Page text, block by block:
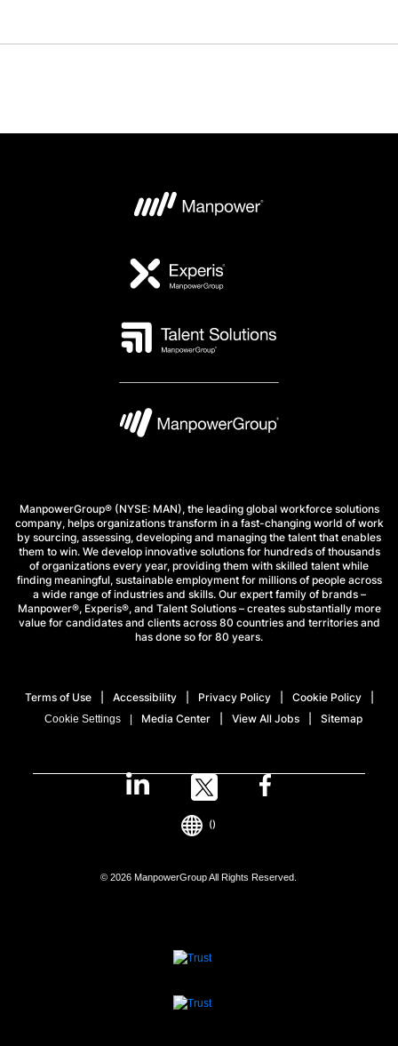
ManpowerGroup® (NYSE: MAN), the leading global workforce solutions
company, helps organizations transform in a fast-changing world of work
by sourcing, assessing, developing and managing the talent that enables
them to win. We develop innovative solutions for hundreds of thousands
of organizations every year, providing them with skilled talent while
finding meaningful, sustainable employment for millions of people across
a wide range of industries and skills. Our expert family of brands –
Manpower®, Experis®, and Talent Solutions – creates substantially more
value for candidates and clients across 80 countries and territories and
has done so for 80 years.
Terms of Use Accessibility Privacy Policy Cookie Policy
Cookie Settings Media Center View All Jobs Sitemap
© 2026 ManpowerGroup All Rights Reserved.
()